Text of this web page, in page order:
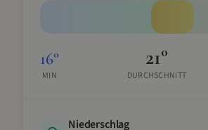
16°
MIN
21°
DURCHSCHNITT
Niederschlag